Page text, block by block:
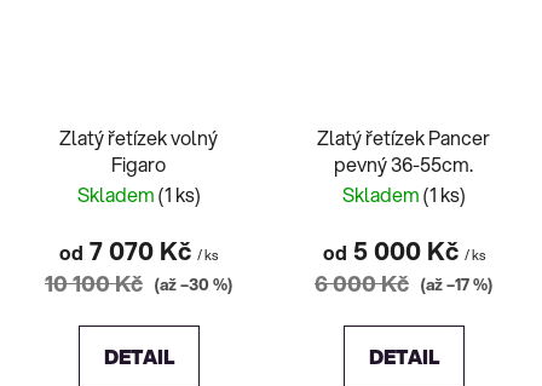
Zlatý řetízek volný
Figaro
Skladem(1 ks)
od 7 070 Kč / ks
10 100 Kč (až –30 %)
DETAIL
Zlatý řetízek Pancer
pevný 36-55cm.
Skladem(1 ks)
od 5 000 Kč / ks
6 000 Kč (až –17 %)
DETAIL